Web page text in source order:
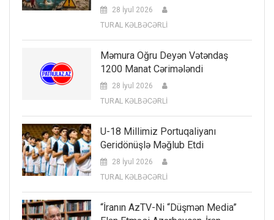
28 İyul 2026
TURAL KƏLBƏCƏRLİ
Məmura Oğru Deyən Vətəndaş
1200 Manat Cərimələndi
28 İyul 2026
TURAL KƏLBƏCƏRLİ
U-18 Millimiz Portuqaliyanı
Geridönüşlə Məğlub Etdi
28 İyul 2026
TURAL KƏLBƏCƏRLİ
“İranın AzTV-Ni “düşmən Media”